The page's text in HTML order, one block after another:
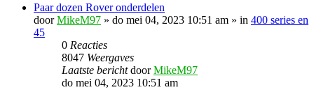
Paar dozen Rover onderdelen
doorMikeM97 » do mei 04, 2023 10:51 am » in 400 series en
45
0 Reacties
8047 Weergaves
Laatste berichtdoorMikeM97
do mei 04, 2023 10:51 am